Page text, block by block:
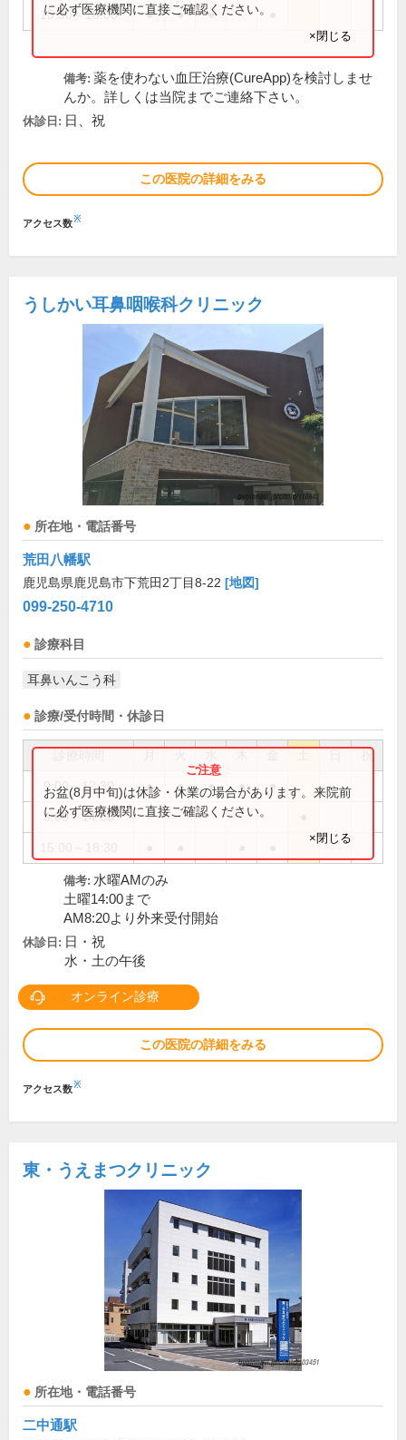
15:30～18:00 ● ● ●
に必ず医療機関に直接ご確認ください。
×閉じる
備考: 薬を使わない血圧治療(CureApp)を検討しませ
んか。詳しくは当院までご連絡下さい。
休診日: 日、祝
この医院の詳細をみる
アクセス数※
うしかい耳鼻咽喉科クリニック
所在地・電話番号
荒田八幡駅
鹿児島県鹿児島市下荒田2丁目8-22 [地図]
099-250-4710
診療科目
耳鼻いんこう科
診療/受付時間・休診日
祝
9:00～12:30 ● ● ● ● ●
9:00～14:00
お盆(8月中旬)は休診・休業の場合があります。来院前
に必ず医療機関に直接ご確認ください。
×閉じる
備考: 水曜AMのみ
土曜14:00まで
AM8:20より外来受付開始
休診日: 日・祝
水・土の午後
オンライン診療
この医院の詳細をみる
アクセス数※
東・うえまつクリニック
所在地・電話番号
二中通駅